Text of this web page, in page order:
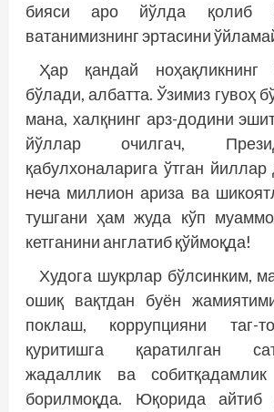
бияси аро йўлда қолиб
ватанимизнинг эртасини
Ҳар қандай ноҳақликнинг
бўлади, албатта. Ўзимиз гувоҳ
мана, халқнинг арз-додини
йўллар очилгач,
қабулхоналарига ўтган
неча миллион ариза ва
тушгани ҳам жуда кўп
кетганини англатиб қўймоқда!
Худога шукрлар бўлсинким,
ошиқ вақтдан буён
поклаш, коррупцияни таг-
қуритишга қаратилган
жадаллик ва
борилмоқда. Юқорида айтиб